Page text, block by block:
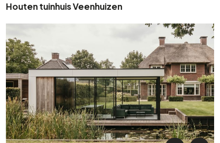
Houten tuinhuis Veenhuizen